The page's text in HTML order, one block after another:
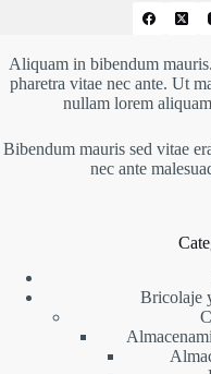
Aliquam in bibendum
pharetra vitae nec ante. Ut
nullam lorem
Bibendum mauris sed vitae
nec ante
Bricolaje